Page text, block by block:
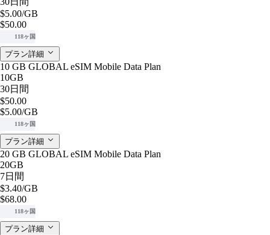
$5.00/GB
$50.00
118ヶ国
プラン詳細
10 GB GLOBAL eSIM Mobile Data Plan
10GB
30日間
$50.00
$5.00/GB
118ヶ国
プラン詳細
20 GB GLOBAL eSIM Mobile Data Plan
20GB
7日間
$3.40/GB
$68.00
118ヶ国
プラン詳細